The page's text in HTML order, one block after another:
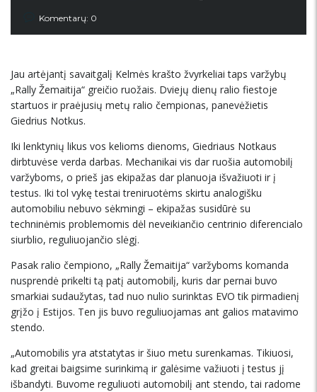
Komentarų: 0
Jau artėjantį savaitgalį Kelmės krašto žvyrkeliai taps varžybų
„Rally Žemaitija“ greičio ruožais. Dviejų dienų ralio fiestoje
startuos ir praėjusių metų ralio čempionas, panevėžietis
Giedrius Notkus.
Iki lenktynių likus vos kelioms dienoms, Giedriaus Notkaus
dirbtuvėse verda darbas. Mechanikai vis dar ruošia automobilį
varžyboms, o prieš jas ekipažas dar planuoja išvažiuoti ir į
testus. Iki tol vykę testai treniruotėms skirtu analogišku
automobiliu nebuvo sėkmingi – ekipažas susidūrė su
techninėmis problemomis dėl neveikiančio centrinio diferencialo
siurblio, reguliuojančio slėgį.
Pasak ralio čempiono, „Rally Žemaitija“ varžyboms komanda
nusprendė prikelti tą patį automobilį, kuris dar pernai buvo
smarkiai sudaužytas, tad nuo nulio surinktas EVO tik pirmadienį
grįžo į Estijos. Ten jis buvo reguliuojamas ant galios matavimo
stendo.
„Automobilis yra atstatytas ir šiuo metu surenkamas. Tikiuosi,
kad greitai baigsime surinkimą ir galėsime važiuoti į testus jį
išbandyti. Buvome reguliuoti automobilį ant stendo, tai radome